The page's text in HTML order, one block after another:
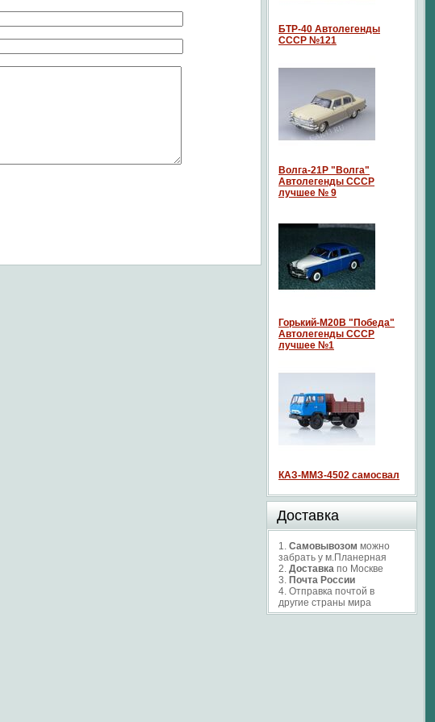
БТР-40 Автолегенды
СССР №121
Волга-21P "Волга"
Автолегенды СССР
лучшее № 9
Горький-М20В "Победа"
Автолегенды СССР
лучшее №1
КАЗ-ММЗ-4502 самосвал
Доставка
1. Самовывозом можно
забрать у м.Планерная
2. Доставка по Москве
3. Почта России
4. Отправка почтой в
другие страны мира